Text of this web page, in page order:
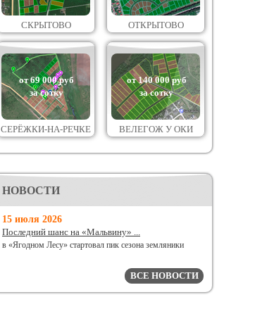
СКРЫТОВО ОТКРЫТОВО
от 69 000 руб
за сотку
СЕРЁЖКИ-НА-РЕЧКЕ
от 140 000 руб
за сотку
ВЕЛЕГОЖ У ОКИ
НОВОСТИ
15 июля 2026
Последний шанс на «Мальвину» ...
в «Ягодном Лесу» стартовал пик сезона земляники
ВСЕ НОВОСТИ